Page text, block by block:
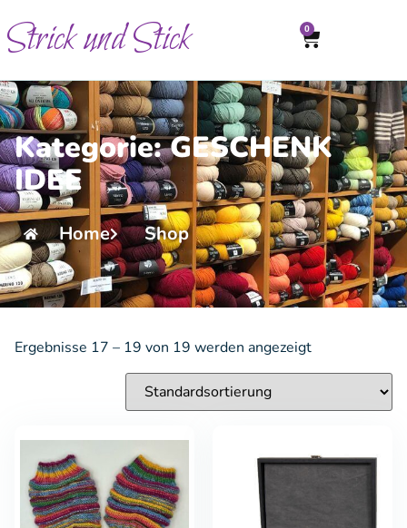
Strick und Stick 0
Kategorie: GESCHENK
IDEE
Home Shop
Ergebnisse 17 – 19 von 19 werden angezeigt